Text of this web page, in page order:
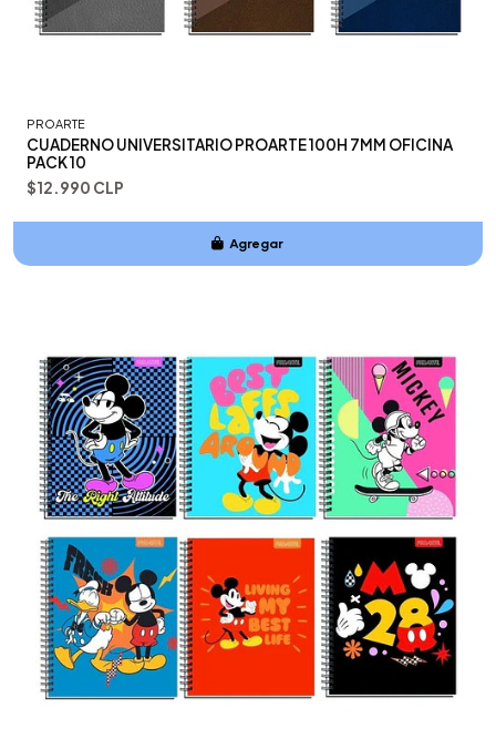
PROARTE
CUADERNO UNIVERSITARIO PROARTE 100H 7MM OFICINA
PACK 10
$12.990 CLP
Agregar